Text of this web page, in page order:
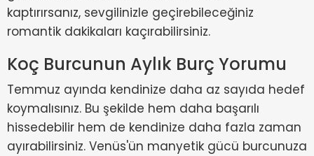
kaptırırsanız, sevgilinizle geçirebileceğiniz
romantik dakikaları kaçırabilirsiniz.
Koç Burcunun Aylık Burç Yorumu
Temmuz ayında kendinize daha az sayıda hedef
koymalısınız. Bu şekilde hem daha başarılı
hissedebilir hem de kendinize daha fazla zaman
ayırabilirsiniz. Venüs'ün manyetik gücü burcunuza